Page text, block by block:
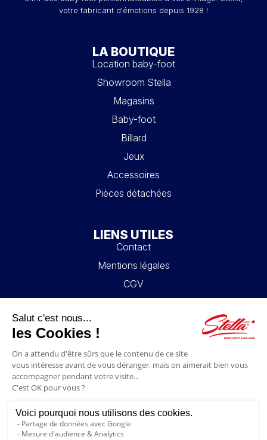
votre fabricant d'émotions depuis 1928 !
LA BOUTIQUE
Location baby-foot
Showroom Stella
Magasins
Baby-foot
Billard
Jeux
Accessoires
Pièces détachées
LIENS UTILES
Contact
Mentions légales
CGV
NOUS SUIVRE
4.6/5